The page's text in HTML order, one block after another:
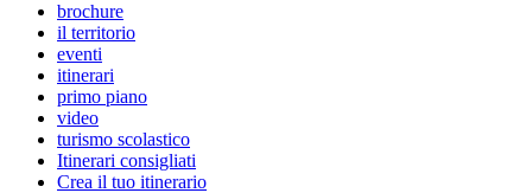
brochure
il territorio
eventi
itinerari
primo piano
video
turismo scolastico
Itinerari consigliati
Crea il tuo itinerario